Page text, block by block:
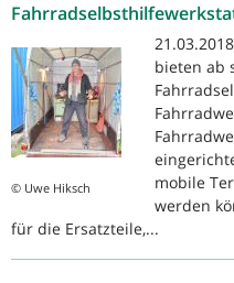
© Uwe Hiksch
bieten ab
mobile
werden
für die Ersatzteile,...